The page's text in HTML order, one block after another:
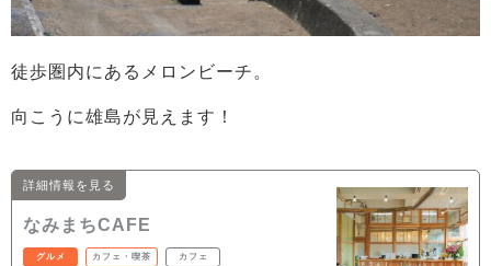
徒歩圏内にあるメロンビーチ。
向こうに雄島が見えます！